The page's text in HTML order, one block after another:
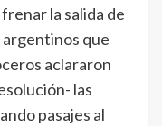
la salida de
argentinos que
aclararon
las
pasajes al